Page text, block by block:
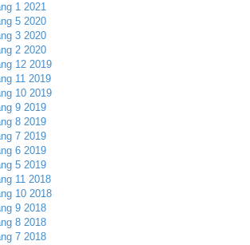
1 2021
5 2020
3 2020
2 2020
12 2019
11 2019
10 2019
9 2019
8 2019
7 2019
6 2019
5 2019
11 2018
10 2018
9 2018
8 2018
7 2018